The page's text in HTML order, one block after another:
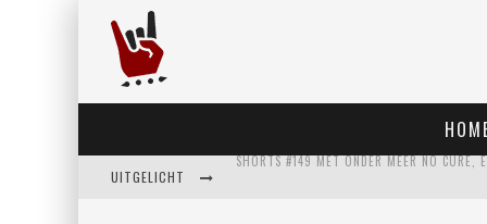
UITGELICHT